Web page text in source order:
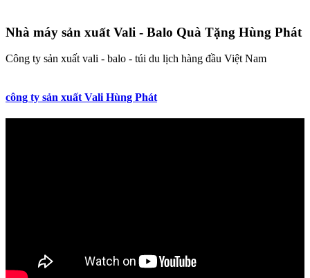
Nhà máy sản xuất Vali - Balo Quà Tặng Hùng Phát
Công ty sản xuất vali - balo - túi du lịch hàng đầu Việt Nam
công ty sản xuất Vali Hùng Phát